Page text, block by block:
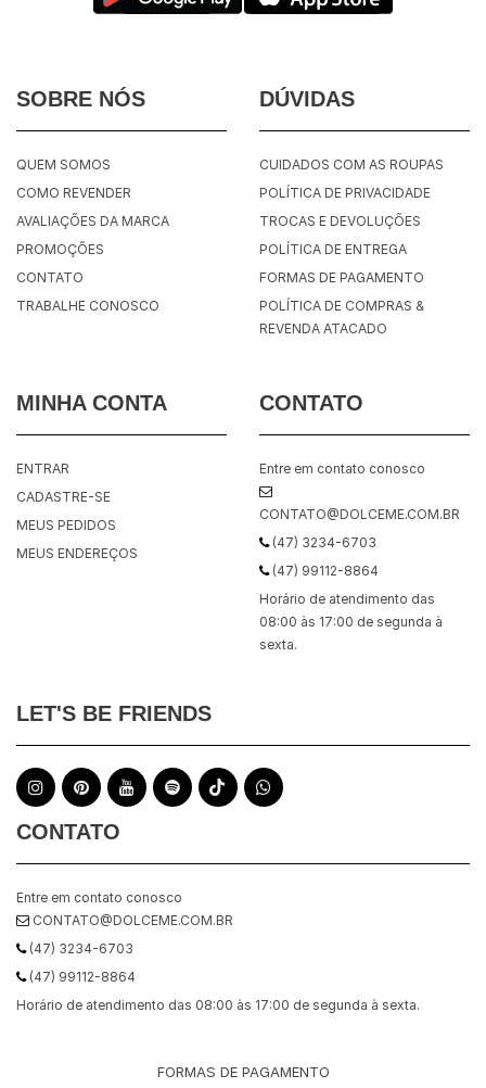
SOBRE NÓS
QUEM SOMOS
COMO REVENDER
AVALIAÇÕES DA MARCA
PROMOÇÕES
CONTATO
TRABALHE CONOSCO
DÚVIDAS
CUIDADOS COM AS ROUPAS
POLÍTICA DE PRIVACIDADE
TROCAS E DEVOLUÇÕES
POLÍTICA DE ENTREGA
FORMAS DE PAGAMENTO
POLÍTICA DE COMPRAS &
REVENDA ATACADO
MINHA CONTA
ENTRAR
CADASTRE-SE
MEUS PEDIDOS
MEUS ENDEREÇOS
CONTATO
Entre em contato conosco
CONTATO@DOLCEME.COM.BR
(47) 3234-6703
(47) 99112-8864
Horário de atendimento das
08:00 às 17:00 de segunda à
sexta.
LET'S BE FRIENDS
CONTATO
Entre em contato conosco
CONTATO@DOLCEME.COM.BR
(47) 3234-6703
(47) 99112-8864
Horário de atendimento das 08:00 às 17:00 de segunda à sexta.
FORMAS DE PAGAMENTO